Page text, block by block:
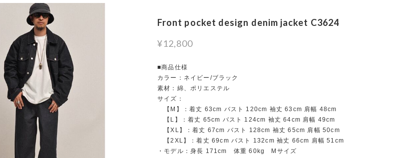
Front pocket design denim jacket C3624
¥12,800
■商品仕様
カラー：ネイビー/ブラック
素材：綿、ポリエステル
サイズ：
【M】：着丈 63cm バスト 120cm 袖丈 63cm 肩幅 48cm
【L】：着丈 65cm バスト 124cm 袖丈 64cm 肩幅 49cm
【XL】：着丈 67cm バスト 128cm 袖丈 65cm 肩幅 50cm
【2XL】：着丈 69cm バスト 132cm 袖丈 66cm 肩幅 51cm
・モデル：身長 171cm 体重 60kg Mサイズ